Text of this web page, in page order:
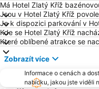
Má Hotel Zlatý Kříž
Jsou v Hotel Zlatý Kříž
Je k dispozici parkování v
Kde se Hotel Zlatý Kříž
Které oblíbené atrakce se
Zobrazít více
Informace o cenách a
nabídku, jakou jste viděli